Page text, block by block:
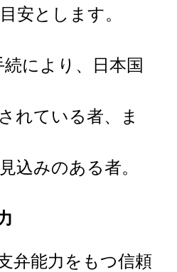
安とします。
により、日本国
れている者、ま
込みのある者。
弁能力をもつ信頼